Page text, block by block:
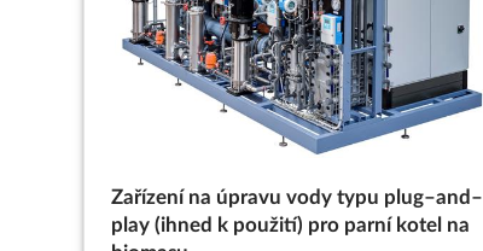
Zařízení na úpravu vody typu plug–and–
play (ihned k použití) pro parní kotel na